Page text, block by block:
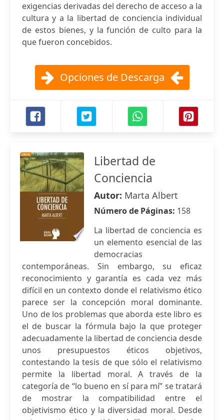
exigencias derivadas del derecho de acceso a la
cultura y a la libertad de conciencia individual
de estos bienes, y la función de culto para la
que fueron concebidos.
Opciones de Descarga
Libertad de
Conciencia
Autor: Marta Albert
Número de Páginas: 158
La libertad de conciencia es
un elemento esencial de las
democracias
contemporáneas. Sin embargo, su eficaz
reconocimiento y garantía es cada vez más
difícil en un contexto donde el relativismo ético
parece ser la concepción moral dominante.
Uno de los problemas que aborda este libro es
el de buscar la fórmula bajo la que proteger
adecuadamente la libertad de conciencia desde
unos presupuestos éticos objetivos,
contestando la tesis de que sólo el relativismo
permite la libertad moral. A través de la
categoría de “lo bueno en sí para mí” se tratará
de mostrar la compatibilidad entre el
objetivismo ético y la diversidad moral. Desde